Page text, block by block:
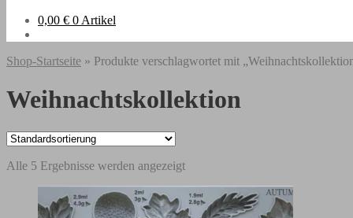
0,00 € 0 Artikel
Shop-Startseite » Produkte verschlagwortet mit
Weihnachtskollektion
Alle 5 Ergebnisse werden angezeigt